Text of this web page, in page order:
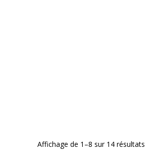
Affichage de 1–8 sur 14 résultats